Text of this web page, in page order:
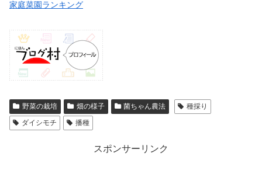
家庭菜園ランキング
野菜の栽培 畑の様子 菌ちゃん農法
種採り
ダイシモチ
播種
スポンサーリンク